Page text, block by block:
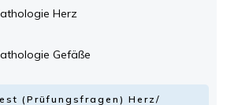
Herz
Gefäße
(Prüfungsfragen) Herz/